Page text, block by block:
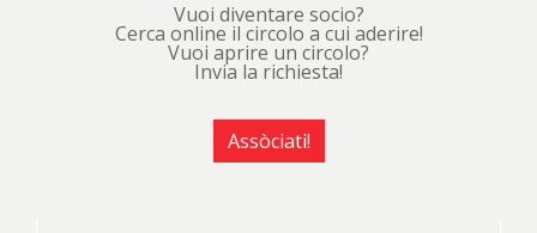
Vuoi diventare socio?
Cerca online il circolo a cui aderire!
Vuoi aprire un circolo?
Invia la richiesta!
Assòciati!